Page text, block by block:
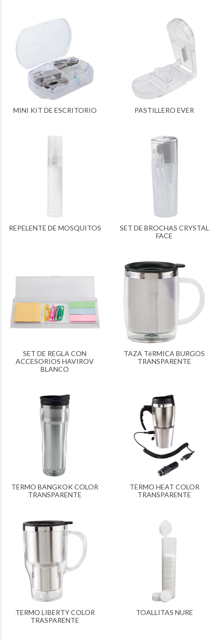
MINI KIT DE ESCRITORIO PASTILLERO EVER
REPELENTE DE MOSQUITOS
SET DE BROCHAS CRYSTAL
FACE
SET DE REGLA CON
ACCESORIOS HAVIROV
BLANCO
TAZA TéRMICA BURGOS
TRANSPARENTE
TERMO BANGKOK COLOR
TRANSPARENTE
TERMO HEAT COLOR
TRANSPARENTE
TERMO LIBERTY COLOR
TRASPARENTE
TOALLITAS NURE